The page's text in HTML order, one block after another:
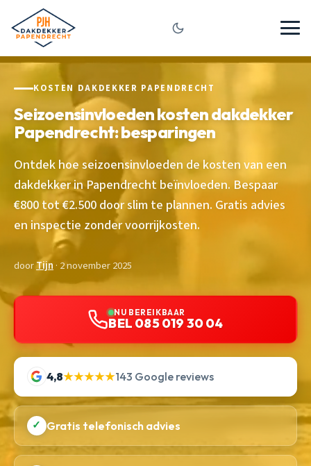
KOSTEN DAKDEKKER PAPENDRECHT
Seizoensinvloeden kosten dakdekker
Papendrecht: besparingen
Ontdek hoe seizoensinvloeden de kosten van een
dakdekker in Papendrecht beïnvloeden. Bespaar
€800 tot €2.500 door slim te plannen. Gratis advies
en inspectie zonder voorrijkosten.
doorTijn · 2 november 2025
NU BEREIKBAAR
BEL 085 019 30 04
4,8★★★★★143 Google reviews
✓ Gratis telefonisch advies